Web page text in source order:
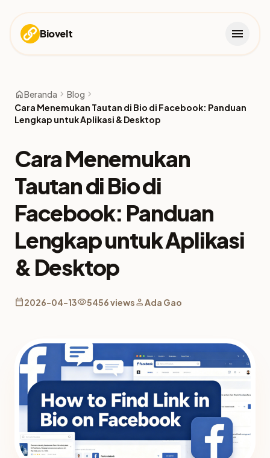
Biovelt menu
homeBeranda chevron_right Blog chevron_right
Cara Menemukan Tautan di Bio di Facebook: Panduan
Lengkap untuk Aplikasi & Desktop
Cara Menemukan
Tautan di Bio di
Facebook: Panduan
Lengkap untuk Aplikasi
& Desktop
calendar_today2026-04-13visibility5456 viewspersonAda Gao